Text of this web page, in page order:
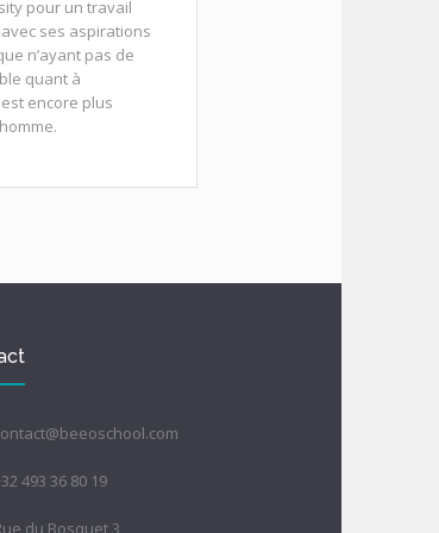
pour un travail
ses aspirations
n’ayant pas de
quant à
encore plus
493 36 80 19
du Bosquet 3,